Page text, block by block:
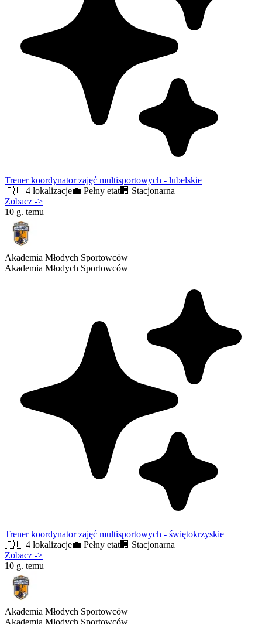
Trener koordynator zajęć multisportowych - lubelskie
🇵🇱 4 lokalizacje💼 Pełny etat🏢 Stacjonarna
Zobacz ->
10 g. temu
Akademia Młodych Sportowców
Akademia Młodych Sportowców
Trener koordynator zajęć multisportowych - świętokrzyskie
🇵🇱 4 lokalizacje💼 Pełny etat🏢 Stacjonarna
Zobacz ->
10 g. temu
Akademia Młodych Sportowców
Akademia Młodych Sportowców